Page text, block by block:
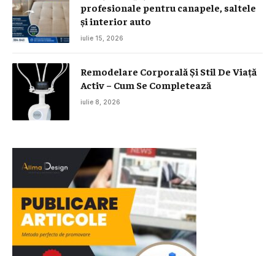
profesionale pentru canapele, saltele
și interior auto
iulie 15, 2026
Remodelare Corporală Și Stil De Viață
Activ – Cum Se Completează
iulie 8, 2026